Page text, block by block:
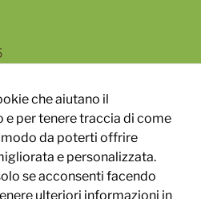
che aiutano il
per tenere traccia di come
da poterti offrire
e personalizzata.
se acconsenti facendo
ulteriori informazioni in